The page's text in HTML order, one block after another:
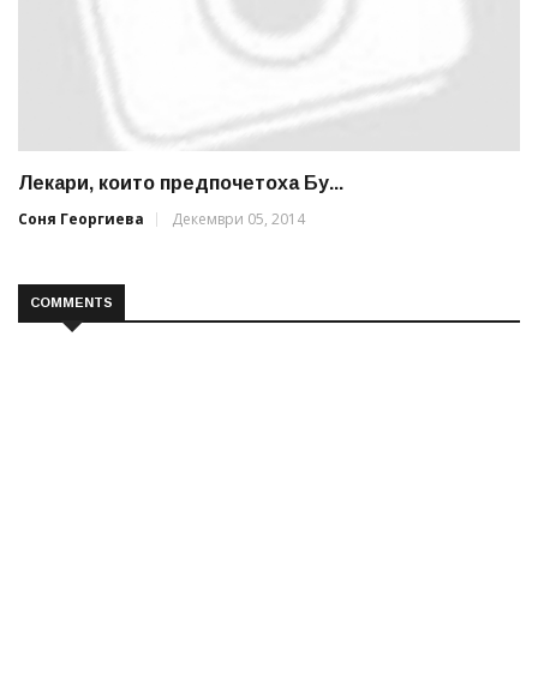
Лекари, които предпочетоха Бу...
Соня Георгиева
Декември 05, 2014
COMMENTS